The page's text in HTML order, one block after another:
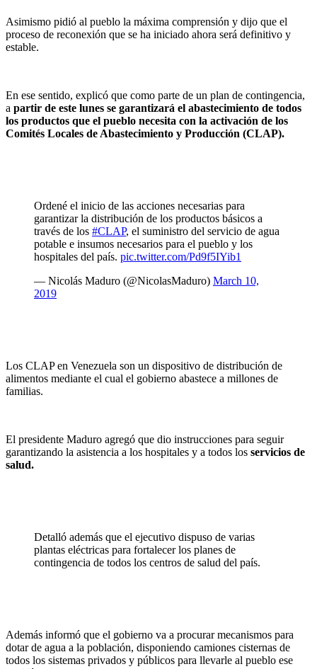
Asimismo pidió al pueblo la máxima comprensión y dijo que el
proceso de reconexión que se ha iniciado ahora será definitivo y
estable.
En ese sentido, explicó que como parte de un plan de contingencia,
a partir de este lunes se garantizará el abastecimiento de todos
los productos que el pueblo necesita con la activación de los
Comités Locales de Abastecimiento y Producción (CLAP).
Ordené el inicio de las acciones necesarias para
garantizar la distribución de los productos básicos a
través de los #CLAP, el suministro del servicio de agua
potable e insumos necesarios para el pueblo y los
hospitales del país. pic.twitter.com/Pd9f5IYib1
— Nicolás Maduro (@NicolasMaduro) March 10,
2019
Los CLAP en Venezuela son un dispositivo de distribución de
alimentos mediante el cual el gobierno abastece a millones de
familias.
El presidente Maduro agregó que dio instrucciones para seguir
garantizando la asistencia a los hospitales y a todos los servicios de
salud.
Detalló además que el ejecutivo dispuso de varias
plantas eléctricas para fortalecer los planes de
contingencia de todos los centros de salud del país.
Además informó que el gobierno va a procurar mecanismos para
dotar de agua a la población, disponiendo camiones cisternas de
todos los sistemas privados y públicos para llevarle al pueblo ese